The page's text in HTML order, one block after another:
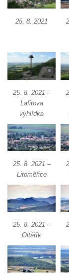
Panenská
Skála
Skalní
Raná
Lenešický
Luž
Jeskyně
Kleiner
Čertovo
Tuhnicemi v
Vyhlídka
Kralupech
Vyhlídkový
nad Vltavou
25. 8. 2021
25. 8. 2021 –
Lafitova
vyhlídka
25. 8. 2021 –
Litoměřice
25. 8. 2021 –
Oltářík